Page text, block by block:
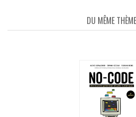
DU MÊME THÈME